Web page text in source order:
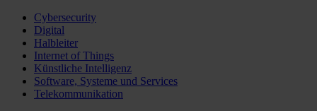
Cybersecurity
Digital
Halbleiter
Internet of Things
Künstliche Intelligenz
Software, Systeme und Services
Telekommunikation